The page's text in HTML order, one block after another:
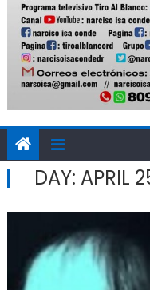
DAY: APRIL